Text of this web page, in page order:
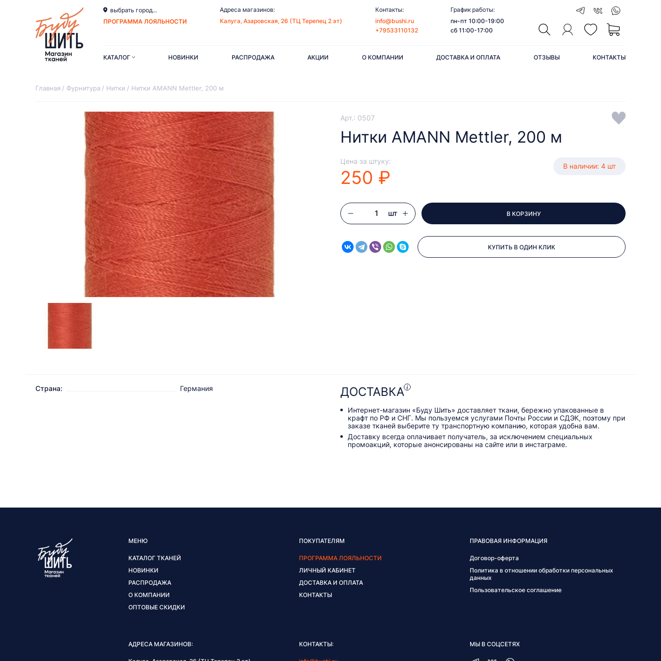
выбрать город...
ПРОГРАММА ЛОЯЛЬНОСТИ
Адреса магазинов:
Калуга, Азаровская, 26 (ТЦ Терепец 2 эт)
Контакты:
info@bushi.ru
+79533110132
График работы:
пн-пт 10:00-19:00
сб 11:00-17:00
КАТАЛОГ НОВИНКИ РАСПРОДАЖА АКЦИИ О КОМПАНИИ ДОСТАВКА И ОПЛАТА ОТЗЫВЫ КОНТАКТЫ
Главная Фурнитура Нитки Нитки AMANN Mettler, 200 м
Арт.: 0507
Нитки AMANN Mettler, 200 м
Цена за штуку:
250 ₽
В наличии: 4 шт
шт В КОРЗИНУ
КУПИТЬ В ОДИН КЛИК
Страна: Германия ДОСТАВКА
Интернет-магазин «Буду Шить» доставляет ткани, бережно упакованные в
крафт по РФ и СНГ. Мы пользуемся услугами Почты России и СДЭК, поэтому при
заказе тканей выберите ту транспортную компанию, которая удобна вам.
Доставку всегда оплачивает получатель, за исключением специальных
промоакций, которые анонсированы на сайте или в инстаграме.
МЕНЮ
КАТАЛОГ ТКАНЕЙ
НОВИНКИ
РАСПРОДАЖА
О КОМПАНИИ
ОПТОВЫЕ СКИДКИ
ПОКУПАТЕЛЯМ
ПРОГРАММА ЛОЯЛЬНОСТИ
ЛИЧНЫЙ КАБИНЕТ
ДОСТАВКА И ОПЛАТА
КОНТАКТЫ
ПРАВОВАЯ ИНФОРМАЦИЯ
Договор-оферта
Политика в отношении обработки персональных
данных
Пользовательское соглашение
АДРЕСА МАГАЗИНОВ: КОНТАКТЫ: МЫ В СОЦСЕТЯХ